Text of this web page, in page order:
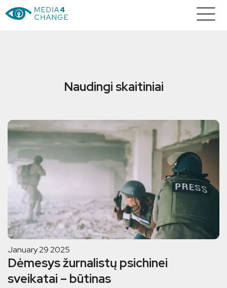
Naudingi skaitiniai
January 29 2025
Dėmesys žurnalistų psichinei
sveikatai – būtinas